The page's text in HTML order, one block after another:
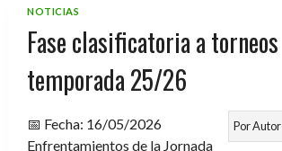
NOTICIAS
Fase clasificatoria a torneos
temporada 25/26
PorAutor
📅 Fecha: 16/05/2026
Enfrentamientos de la Jornada